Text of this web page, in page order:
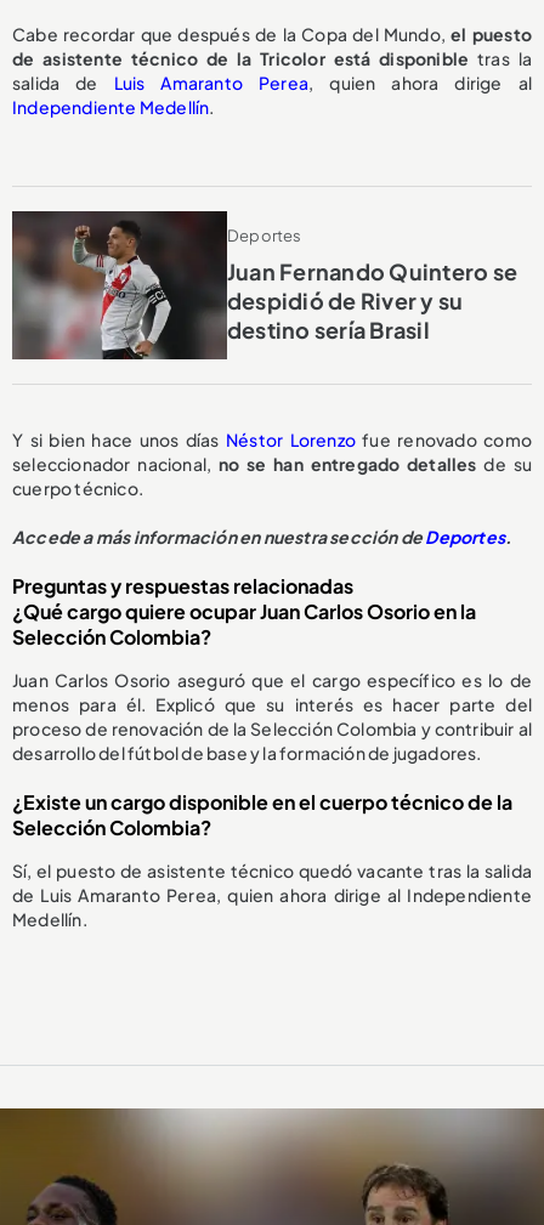
Cabe recordar que después de la Copa del Mundo,el puesto
de asistente técnico de la Tricolorestá disponible tras la
salida de Luis Amaranto Perea, quien ahora dirige al
Independiente Medellín.
Deportes
Juan Fernando Quintero se
despidió de River y su
destino sería Brasil
Y si bien hace unos días Néstor Lorenzofue renovado como
seleccionador nacional, no se han entregado detalles de su
cuerpo técnico.
Accede a más información en nuestra sección deDeportes.
Preguntas y respuestas relacionadas
¿Qué cargo quiere ocupar Juan Carlos Osorio en la
Selección Colombia?
Juan Carlos Osorio aseguró que el cargo específico es lo de
menos para él. Explicó que su interés es hacer parte del
proceso de renovación de la Selección Colombia y contribuir al
desarrollo del fútbol de base y la formación de jugadores.
¿Existe un cargo disponible en el cuerpo técnico de la
Selección Colombia?
Sí, el puesto de asistente técnico quedó vacante tras la salida
de Luis Amaranto Perea, quien ahora dirige al Independiente
Medellín.